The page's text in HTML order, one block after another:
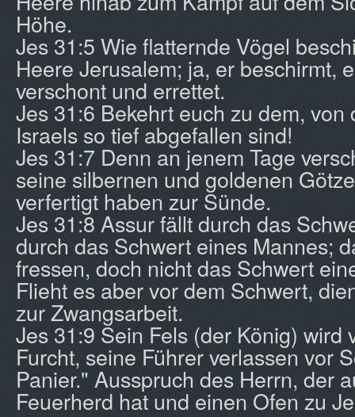
Höhe.
Jes 31:5 Wie flatternde Vögel
Heere Jerusalem; ja, er beschirmt,
verschont und errettet.
Jes 31:6 Bekehrt euch zu dem, von
Israels so tief abgefallen sind!
Jes 31:7 Denn an jenem Tage
seine silbernen und goldenen
verfertigt haben zur Sünde.
Jes 31:8 Assur fällt durch das
durch das Schwert eines Mannes;
fressen, doch nicht das Schwert
Flieht es aber vor dem Schwert,
zur Zwangsarbeit.
Jes 31:9 Sein Fels (der König) wird
Furcht, seine Führer verlassen vor
Panier." Ausspruch des Herrn, der
Feuerherd hat und einen Ofen zu